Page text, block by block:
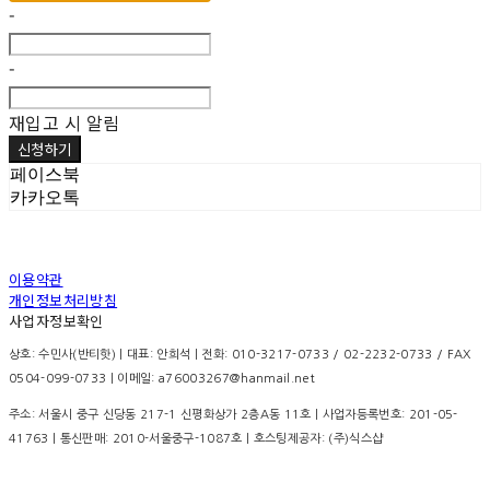
-
-
재입고 시 알림
신청하기
페이스북
카카오톡
이용약관
개인정보처리방침
사업자정보확인
상호: 수민사(반티핫) | 대표: 안희석 | 전화: 010-3217-0733 / 02-2232-0733 / FAX
0504-099-0733 | 이메일: a76003267@hanmail.net
주소: 서울시 중구 신당동 217-1 신평화상가 2층A동 11호 | 사업자등록번호: 201-05-
41763
| 통신판매: 2010-서울중구-1087호 | 호스팅제공자: (주)식스샵